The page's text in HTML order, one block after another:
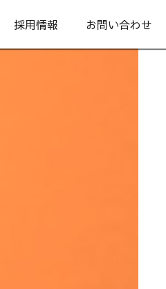
採用情報 お問い合わせ